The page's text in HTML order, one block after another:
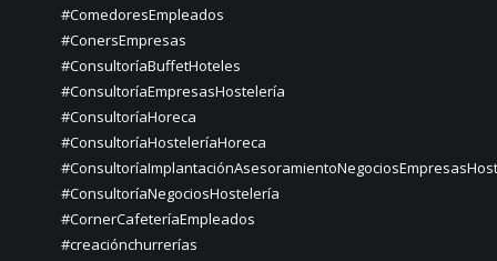
#ComedoresEmpleados
#ConersEmpresas
#ConsultoríaBuffetHoteles
#ConsultoríaEmpresasHostelería
#ConsultoríaHoreca
#ConsultoríaHosteleríaHoreca
#ConsultoríaNegociosHostelería
#CornerCafeteríaEmpleados
#creaciónchurrerías